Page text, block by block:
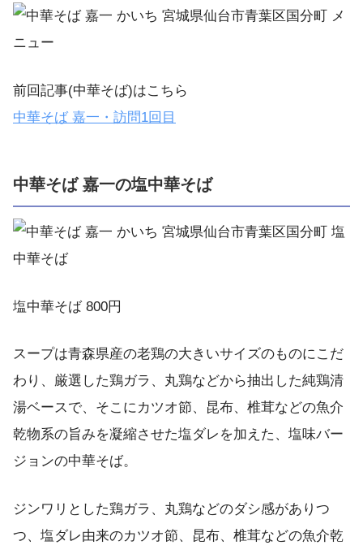
前回記事(中華そば)はこちら
中華そば 嘉一・訪問1回目
中華そば 嘉一の塩中華そば
塩中華そば 800円
スープは青森県産の老鶏の大きいサイズのものにこだ
わり、厳選した鶏ガラ、丸鶏などから抽出した純鶏清
湯ベースで、そこにカツオ節、昆布、椎茸などの魚介
乾物系の旨みを凝縮させた塩ダレを加えた、塩味バー
ジョンの中華そば。
ジンワリとした鶏ガラ、丸鶏などのダシ感がありつ
つ、塩ダレ由来のカツオ節、昆布、椎茸などの魚介乾